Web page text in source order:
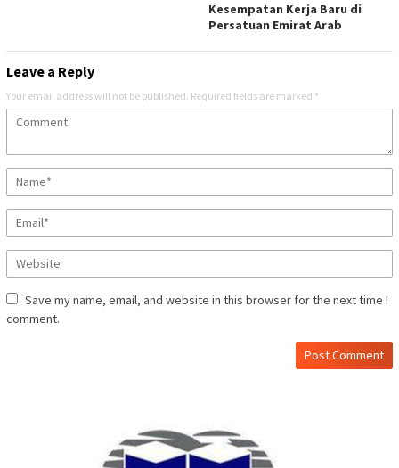
Kesempatan Kerja Baru di
Persatuan Emirat Arab
Leave a Reply
Your email address will not be published. Required fields are marked *
Save my name, email, and website in this browser for the next time I
comment.